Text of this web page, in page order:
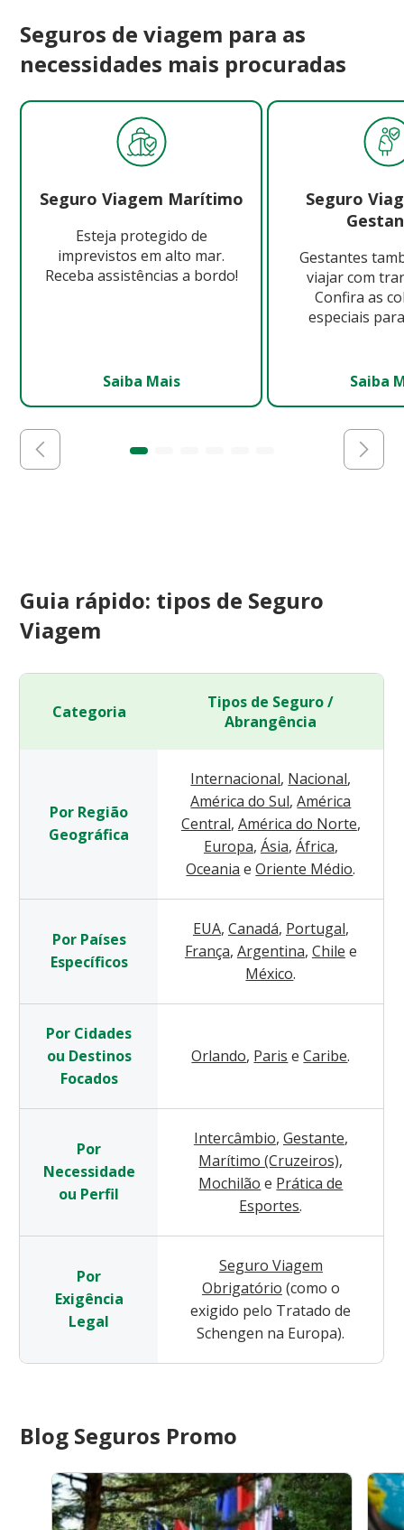
Seguros de viagem para as
necessidades mais procuradas
Seguro Viagem Marítimo
Esteja protegido de
imprevistos em alto mar.
Receba assistências a bordo!
Saiba Mais
Seguro
Gestantes
viajar com
Confira as
especiais
Saiba
Guia rápido: tipos de Seguro
Viagem
Categoria
Tipos de Seguro /
Abrangência
Por Região
Geográfica
Internacional, Nacional,
América do Sul, América
Central, América do Norte,
Europa, Ásia, África,
Oceania e Oriente Médio.
Por Países
Específicos
EUA, Canadá, Portugal,
França, Argentina, Chile e
México.
Por Cidades
ou Destinos
Focados
Orlando, Paris e Caribe.
Por
Necessidade
ou Perfil
Intercâmbio, Gestante,
Marítimo (Cruzeiros),
Mochilão e Prática de
Esportes.
Por
Exigência
Legal
Seguro Viagem
Obrigatório (como o
exigido pelo Tratado de
Schengen na Europa).
Blog Seguros Promo